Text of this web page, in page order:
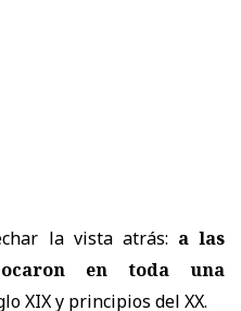
la vista atrás: a las
en toda una
XIX y principios del XX.